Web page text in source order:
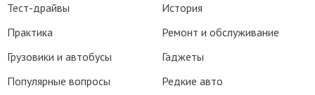
Тест-драйвы
Практика
Грузовики и автобусы
Популярные вопросы
История
Ремонт и обслуживание
Гаджеты
Редкие авто